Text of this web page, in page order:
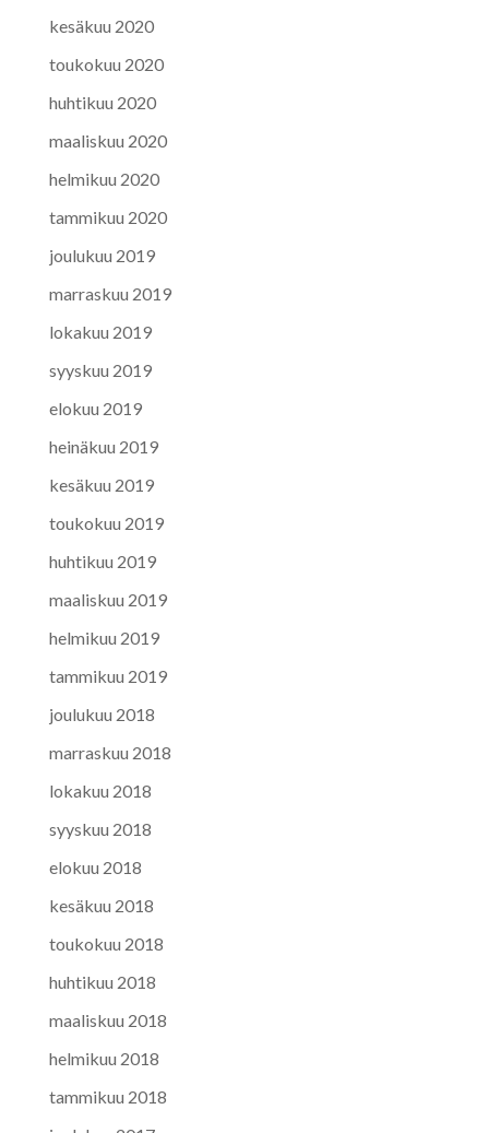
kesäkuu 2020
toukokuu 2020
huhtikuu 2020
maaliskuu 2020
helmikuu 2020
tammikuu 2020
joulukuu 2019
marraskuu 2019
lokakuu 2019
syyskuu 2019
elokuu 2019
heinäkuu 2019
kesäkuu 2019
toukokuu 2019
huhtikuu 2019
maaliskuu 2019
helmikuu 2019
tammikuu 2019
joulukuu 2018
marraskuu 2018
lokakuu 2018
syyskuu 2018
elokuu 2018
kesäkuu 2018
toukokuu 2018
huhtikuu 2018
maaliskuu 2018
helmikuu 2018
tammikuu 2018